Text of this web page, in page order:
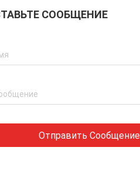
СООБЩЕНИЕ
Отправить Сообщение